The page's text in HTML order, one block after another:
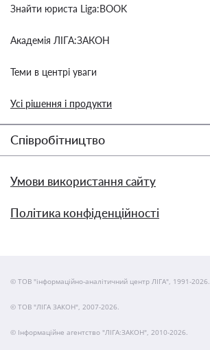
Знайти юриста Liga:BOOK
Академія ЛІГА:ЗАКОН
Теми в центрі уваги
Усі рішення і продукти
Співробітництво
Умови використання сайту
Політика конфіденційності
© ТОВ "інформаційно-аналітичний центр ЛІГА", 1991-2026.
© ТОВ "ЛІГА ЗАКОН", 2007-2026.
© Інформаційне агентство "ЛІГА:ЗАКОН", 2010-2026.